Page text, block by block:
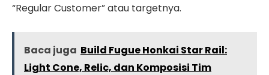
“Regular Customer” atau targetnya.
Baca juga Build Fugue Honkai Star Rail:
Light Cone, Relic, dan Komposisi Tim